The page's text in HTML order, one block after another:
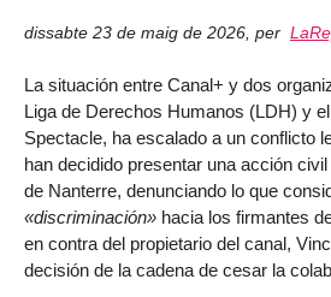
dissabte 23 de maig de 2026 per
La situación entre Canal+ y dos
Liga de Derechos Humanos (LDH) y
Spectacle, ha escalado a un conflicto
han decidido presentar una acción
de Nanterre, denunciando lo que
«discriminación» hacia los firmantes
en contra del propietario del canal,
decisión de la cadena de cesar la